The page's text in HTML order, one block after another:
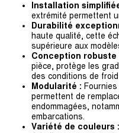
Installation
extrémité permettent
Durabilité
haute qualité, cette
supérieure aux
Conception robuste
pièce, protège les
des conditions de
Modularité :
permettent de
endommagées,
embarcations.
Variété de couleurs :